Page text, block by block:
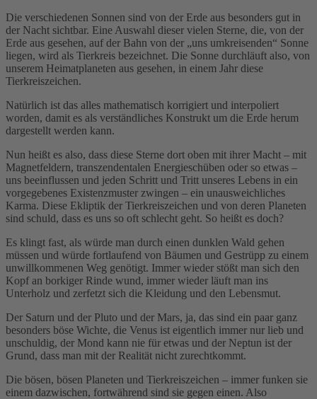
Die verschiedenen Sonnen sind von der Erde aus besonders gut in
der Nacht sichtbar. Eine Auswahl dieser vielen Sterne, die, von der
Erde aus gesehen, auf der Bahn von der „uns umkreisenden“ Sonne
liegen, wird als Tierkreis bezeichnet. Die Sonne durchläuft also, von
unserem Heimatplaneten aus gesehen, in einem Jahr diese
Tierkreiszeichen.
Natürlich ist das alles mathematisch korrigiert und interpoliert
worden, damit es als verständliches Konstrukt um die Erde herum
dargestellt werden kann.
Nun heißt es also, dass diese Sterne dort oben mit ihrer Macht – mit
Magnetfeldern, transzendentalen Energieschüben oder so etwas –
uns beeinflussen und jeden Schritt und Tritt unseres Lebens in ein
vorgegebenes Existenzmuster zwingen – ein unausweichliches
Karma. Diese Ekliptik der Tierkreiszeichen und von deren Planeten
sind schuld, dass es uns so oft schlecht geht. So heißt es doch?
Es klingt fast, als würde man durch einen dunklen Wald gehen
müssen und würde fortlaufend von Bäumen und Gestrüpp zu einem
unwillkommenen Weg genötigt. Immer wieder stößt man sich den
Kopf an borkiger Rinde wund, immer wieder läuft man ins
Unterholz und zerfetzt sich die Kleidung und den Lebensmut.
Der Saturn und der Pluto und der Mars, ja, das sind ein paar ganz
besonders böse Wichte, die Venus ist eigentlich immer nur lieb und
unschuldig, der Mond kann nie für etwas und der Neptun ist der
Grund, dass man mit der Realität nicht zurechtkommt.
Die bösen, bösen Planeten und Tierkreiszeichen – immer funken sie
einem dazwischen, fortwährend sind sie gegen einen. Also